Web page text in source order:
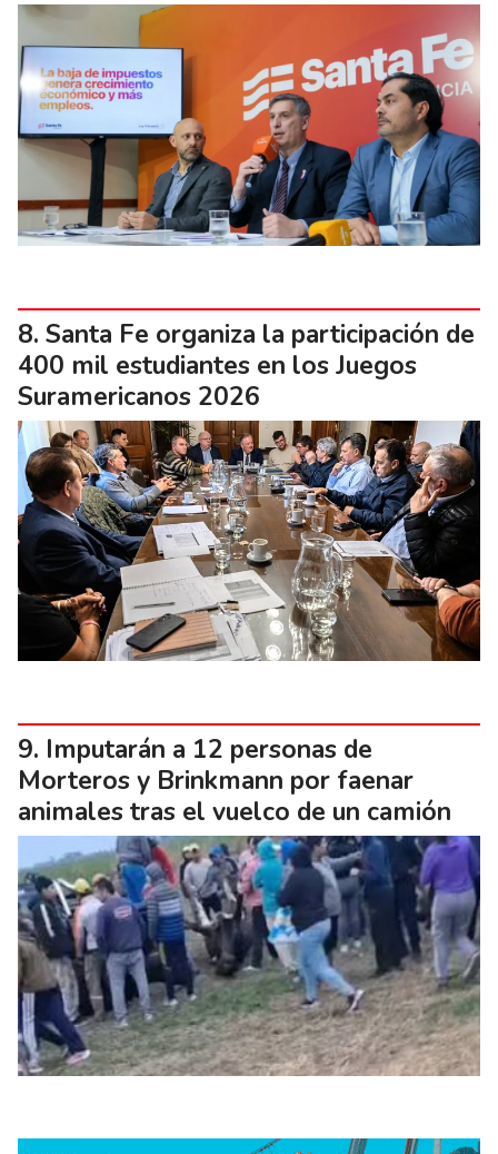
Santa Fe organiza la participación de
400 mil estudiantes en los Juegos
Suramericanos 2026
Imputarán a 12 personas de
Morteros y Brinkmann por faenar
animales tras el vuelco de un camión